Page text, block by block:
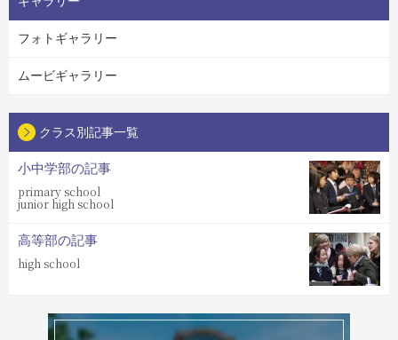
フォトギャラリー
ムービギャラリー
クラス別記事一覧
小中学部の記事
primary school
junior high school
高等部の記事
high school